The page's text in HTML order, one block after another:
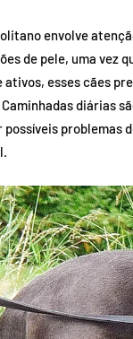
envolve
de pele, uma vez
esses cães
diárias
problemas